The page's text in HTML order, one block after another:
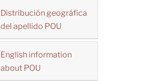
Distribución geográfica
del apellido POU
English information
about POU